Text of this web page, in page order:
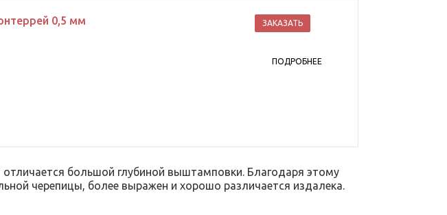
0,5 мм ЗАКАЗАТЬ
ПОДРОБНЕЕ
большой глубиной выштамповки. Благодаря этому
черепицы, более выражен и хорошо различается издалека.